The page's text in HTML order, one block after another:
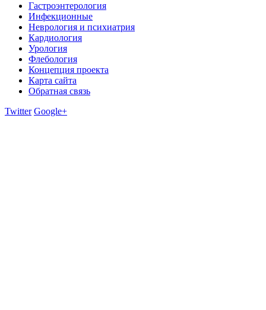
Гастроэнтерология
Инфекционные
Неврология и психиатрия
Кардиология
Урология
Флебология
Концепция проекта
Карта сайта
Обратная связь
Twitter Google+